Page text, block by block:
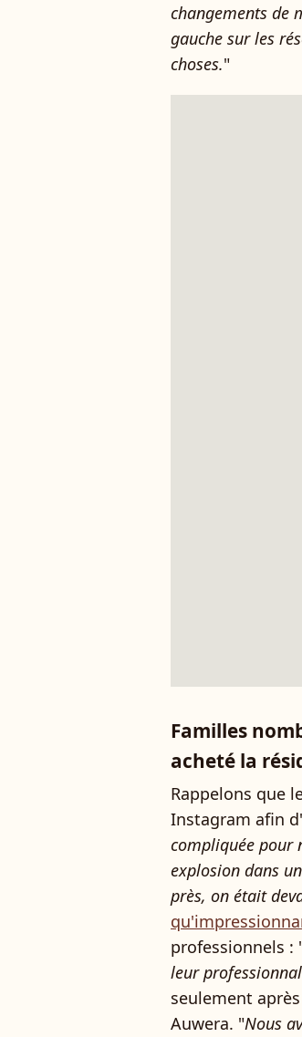
changements de
gauche sur les
choses."
Familles
acheté la
Rappelons que
Instagram afin
compliquée pour
explosion dans
près, on était
professionnels :
leur
seulement
Auwera. "Nous